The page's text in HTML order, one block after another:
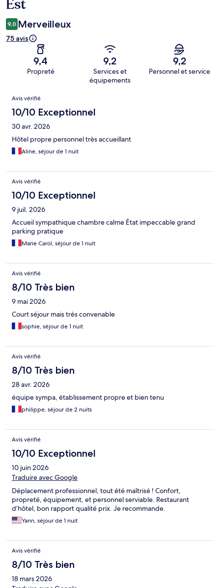
Est
9,0 Merveilleux
75 avis
9,4
Propreté
9,2
Services et
équipements
9,2
Personnel et service
Avis
Avis vérifié
10/10 Exceptionnel
30 avr. 2026
Hôtel propre personnel très accueillant
Aline, séjour de 1 nuit
Avis vérifié
10/10 Exceptionnel
9 juil. 2026
Accueil sympathique chambre calme État impeccable grand
parking pratique
Marie Carol, séjour de 1 nuit
Avis vérifié
8/10 Très bien
9 mai 2026
Court séjour mais très convenable
sophie, séjour de 1 nuit
Avis vérifié
8/10 Très bien
28 avr. 2026
équipe sympa, établissement propre et bien tenu
philippe, séjour de 2 nuits
Avis vérifié
10/10 Exceptionnel
10 juin 2026
Traduire avec Google
Déplacement professionnel, tout été maîtrisé ! Confort,
propreté, équipement, et personnel serviable. Restaurant
d’hôtel, bon rapport qualité prix. Je recommande.
Yann, séjour de 1 nuit
Avis vérifié
8/10 Très bien
18 mars 2026